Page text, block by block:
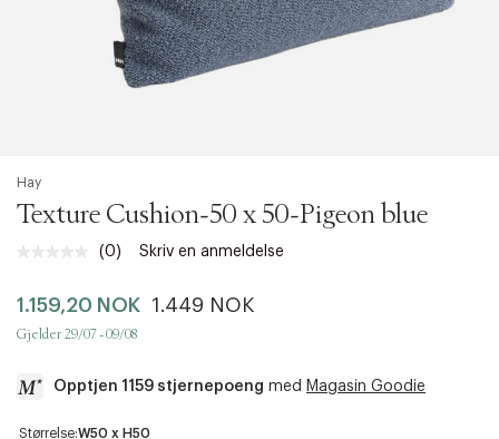
Hay
Texture Cushion-50 x 50-Pigeon blue
Ingen
Samme
sidelenke.
(0) Skriv en anmeldelse
1.159,20 NOK 1.449 NOK
Gjelder 29/07 - 09/08
Opptjen 1159 stjernepoeng med Magasin Goodie
Størrelse:W50 x H50